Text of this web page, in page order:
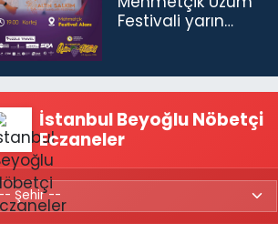
Festivali yarın
İstanbul Beyoğlu Nöbetçi
Eczaneler